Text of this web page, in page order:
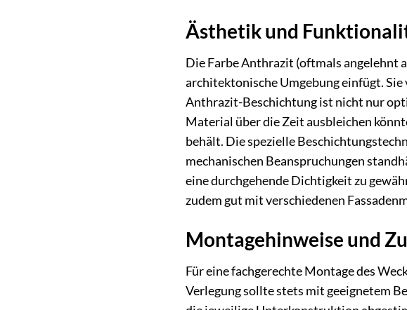
Ästhetik und
Die Farbe Anthrazit (oftmals angelehnt
architektonische Umgebung einfügt. Sie
Anthrazit-Beschichtung ist nicht nur
Material über die Zeit ausbleichen
behält. Die spezielle
mechanischen Beanspruchungen
eine durchgehende Dichtigkeit zu
zudem gut mit verschiedenen
Montagehinweise und
Für eine fachgerechte Montage des
Verlegung sollte stets mit geeignetem